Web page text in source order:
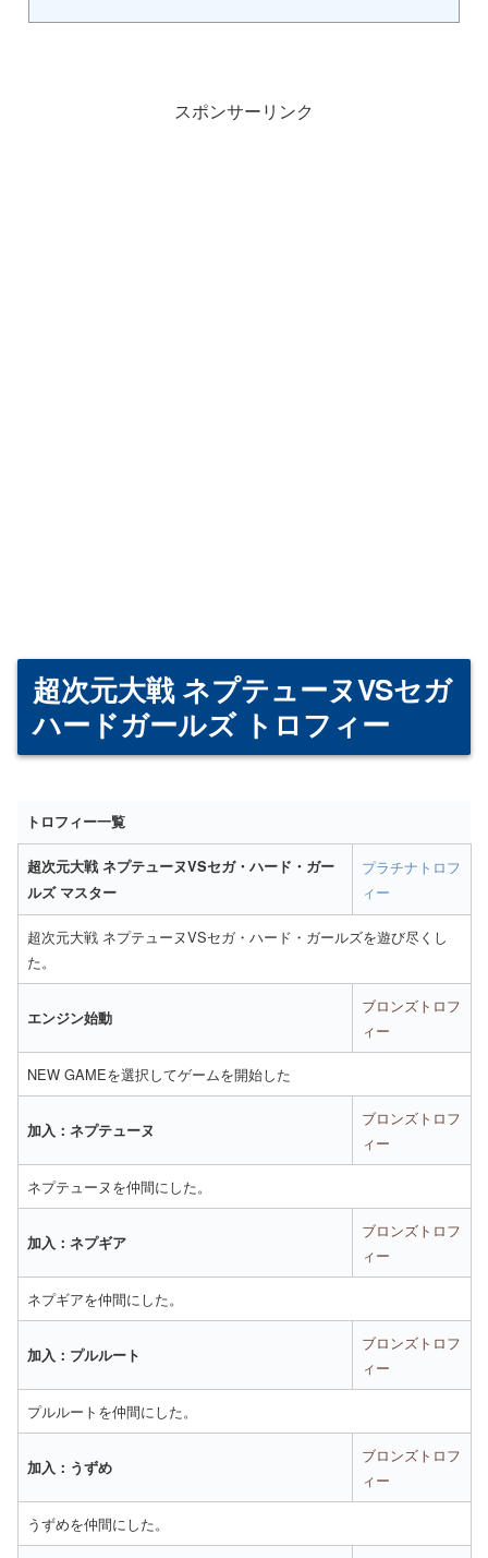
スポンサーリンク
超次元大戦 ネプテューヌVSセガ
ハードガールズ トロフィー
トロフィー一覧
超次元大戦 ネプテューヌVSセガ・ハード・ガー
ルズ マスター
プラチナトロフ
ィー
超次元大戦 ネプテューヌVSセガ・ハード・ガールズを遊び尽くし
た。
エンジン始動
ブロンズトロフ
ィー
NEW GAMEを選択してゲームを開始した
加入：ネプテューヌ
ブロンズトロフ
ィー
ネプテューヌを仲間にした。
加入：ネプギア
ブロンズトロフ
ィー
ネプギアを仲間にした。
加入：プルルート
ブロンズトロフ
ィー
プルルートを仲間にした。
加入：うずめ
ブロンズトロフ
ィー
うずめを仲間にした。